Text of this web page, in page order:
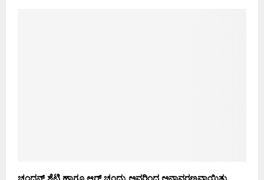
ಚಂದನ್ ಶೆಟ್ಟಿ ಹಾಗೂ ಆರ್ ಚಂದ್ರು ಅವರಿಂದ ಅನಾವರಣವಾಯಿತು